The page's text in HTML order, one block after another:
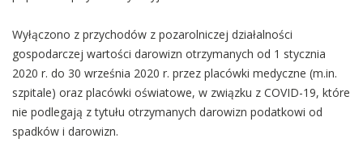
Wyłączono z przychodów z pozarolniczej działalności
gospodarczej wartości darowizn otrzymanych od 1 stycznia
2020 r. do 30 września 2020 r. przez placówki medyczne (m.in.
szpitale) oraz placówki oświatowe, w związku z COVID-19, które
nie podlegają z tytułu otrzymanych darowizn podatkowi od
spadków i darowizn.